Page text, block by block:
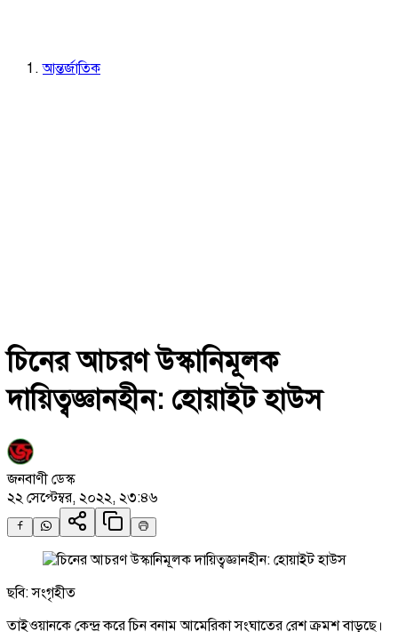
আন্তর্জাতিক
চিনের আচরণ উস্কানিমূলক
দায়িত্বজ্ঞানহীন: হোয়াইট হাউস
জনবাণী ডেস্ক
২২ সেপ্টেম্বর, ২০২২, ২৩:৪৬
ছবি: সংগৃহীত
তাইওয়ানকে কেন্দ্র করে চিন বনাম আমেরিকা সংঘাতের রেশ ক্রমশ বাড়ছে।